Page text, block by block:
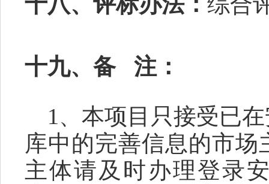
十九、备
注：
1、本项目只接受已
库中的完善信息的市
主体请及时办理登录